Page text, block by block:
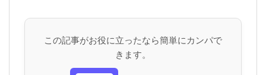
この記事がお役に立ったなら簡単にカンパで
きます。